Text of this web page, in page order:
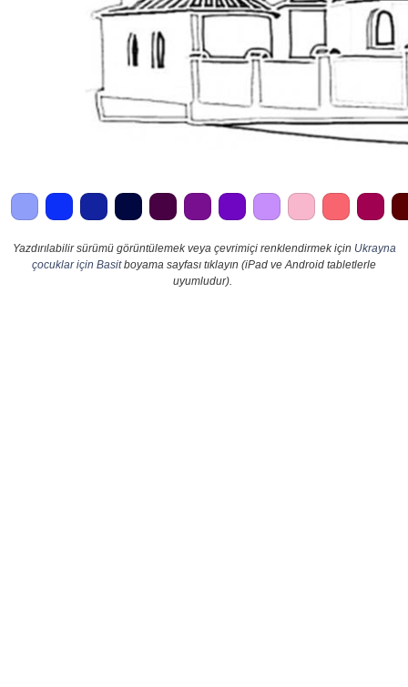
Yazdırılabilir sürümü görüntülemek veya çevrimiçi renklendirmek için Ukrayna
çocuklar için Basitboyama sayfası tıklayın (iPad ve Android tabletlerle
uyumludur).